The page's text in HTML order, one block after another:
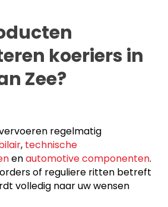
koeriers in
Zee?
regelmatig
, technische
enautomotive componenten.
of reguliere ritten betreft
volledig naar uw wensen